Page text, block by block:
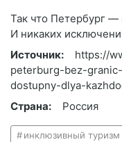
Так что Петербург —
И никаких
Источник:
https://
peterburg-bez-
dostupny-dlya-
Страна:
Россия
инклюзивный туризм